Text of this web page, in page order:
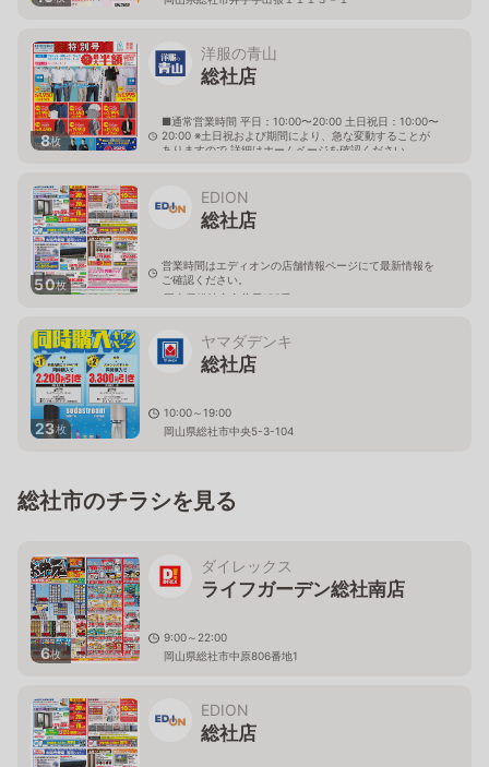
8枚
洋服の青山
総社店
■通常営業時間 平日：10:00〜20:00 土日祝日：10:00〜
20:00 ※土日祝および期間により、急な変動することが
ありますので 詳細はホームページを確認ください
50枚
EDION
総社店
営業時間はエディオンの店舗情報ページにて最新情報を
ご確認ください。
岡山県総社市金井戸155番
23枚
ヤマダデンキ
総社店
10:00～19:00
岡山県総社市中央5-3-104
総社市のチラシを見る
6枚
ダイレックス
ライフガーデン総社南店
9:00～22:00
岡山県総社市中原806番地1
EDION
総社店